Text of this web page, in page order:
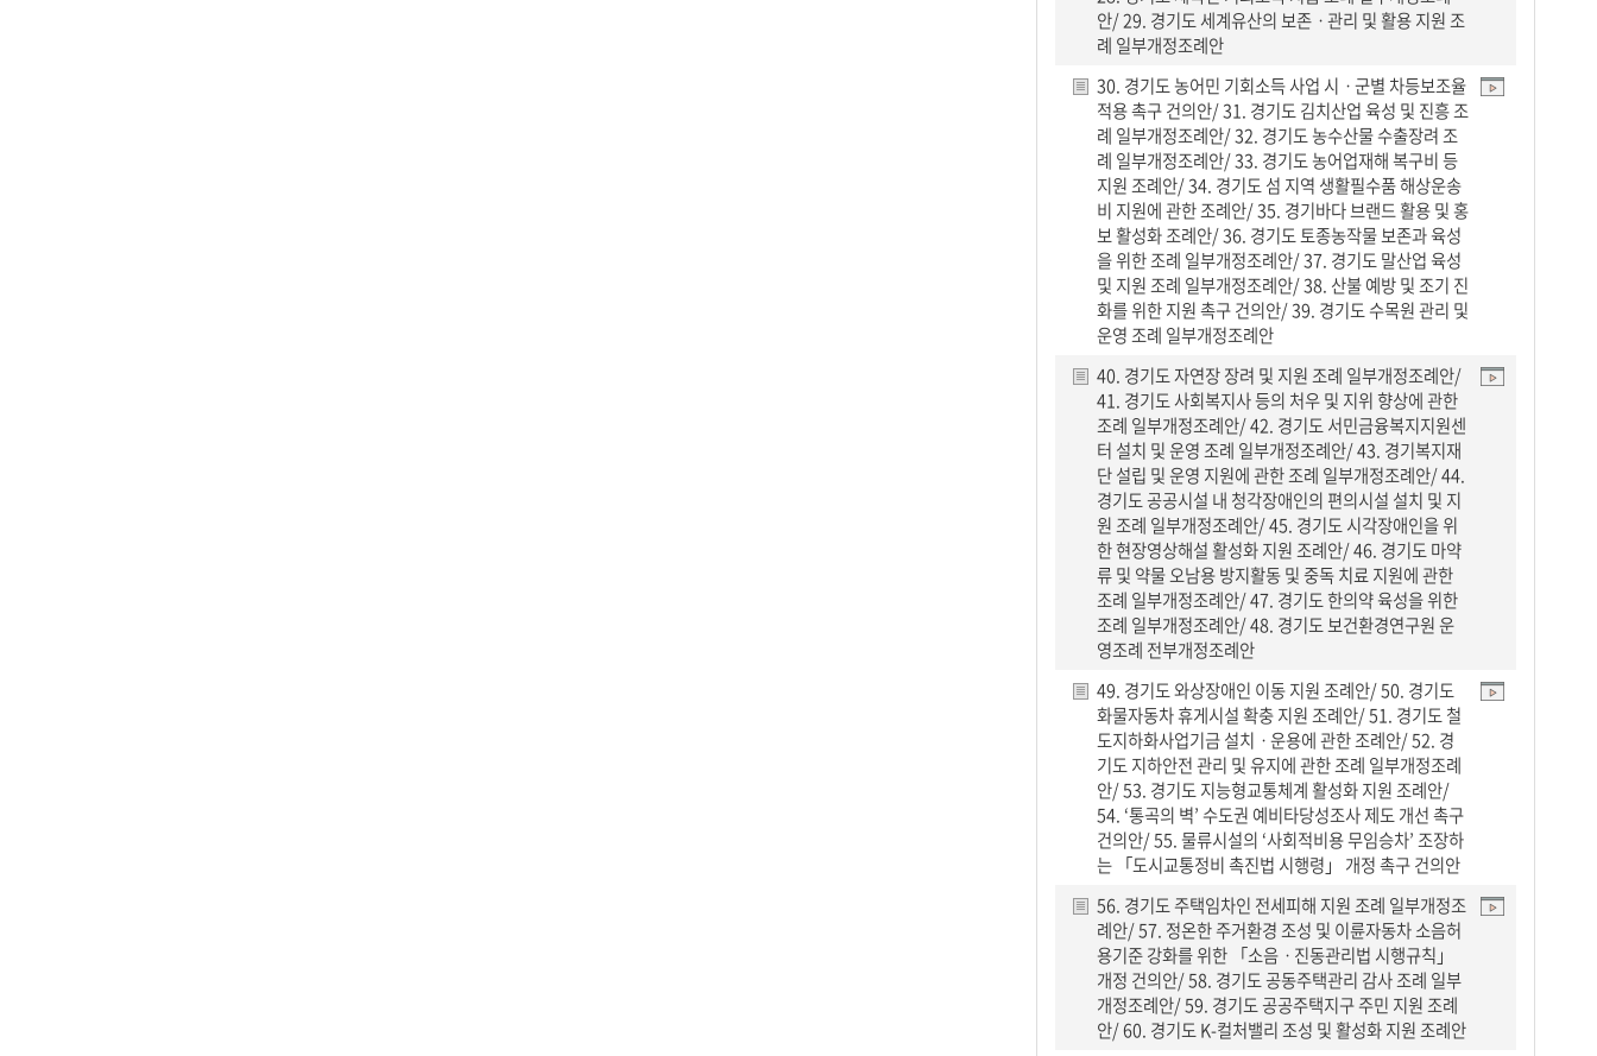
안/ 29. 경기도 세계유산의 보존ㆍ관리 및 활용 지원 조
례 일부개정조례안
30. 경기도 농어민 기회소득 사업 시ㆍ군별 차등보조율
적용 촉구 건의안/ 31. 경기도 김치산업 육성 및 진흥 조
례 일부개정조례안/ 32. 경기도 농수산물 수출장려 조
례 일부개정조례안/ 33. 경기도 농어업재해 복구비 등
지원 조례안/ 34. 경기도 섬 지역 생활필수품 해상운송
비 지원에 관한 조례안/ 35. 경기바다 브랜드 활용 및 홍
보 활성화 조례안/ 36. 경기도 토종농작물 보존과 육성
을 위한 조례 일부개정조례안/ 37. 경기도 말산업 육성
및 지원 조례 일부개정조례안/ 38. 산불 예방 및 조기 진
화를 위한 지원 촉구 건의안/ 39. 경기도 수목원 관리 및
운영 조례 일부개정조례안
40. 경기도 자연장 장려 및 지원 조례 일부개정조례안/
41. 경기도 사회복지사 등의 처우 및 지위 향상에 관한
조례 일부개정조례안/ 42. 경기도 서민금융복지지원센
터 설치 및 운영 조례 일부개정조례안/ 43. 경기복지재
단 설립 및 운영 지원에 관한 조례 일부개정조례안/ 44.
경기도 공공시설 내 청각장애인의 편의시설 설치 및 지
원 조례 일부개정조례안/ 45. 경기도 시각장애인을 위
한 현장영상해설 활성화 지원 조례안/ 46. 경기도 마약
류 및 약물 오남용 방지활동 및 중독 치료 지원에 관한
조례 일부개정조례안/ 47. 경기도 한의약 육성을 위한
조례 일부개정조례안/ 48. 경기도 보건환경연구원 운
영조례 전부개정조례안
49. 경기도 와상장애인 이동 지원 조례안/ 50. 경기도
화물자동차 휴게시설 확충 지원 조례안/ 51. 경기도 철
도지하화사업기금 설치ㆍ운용에 관한 조례안/ 52. 경
기도 지하안전 관리 및 유지에 관한 조례 일부개정조례
안/ 53. 경기도 지능형교통체계 활성화 지원 조례안/
54. ‘통곡의 벽’ 수도권 예비타당성조사 제도 개선 촉구
건의안/ 55. 물류시설의 ‘사회적비용 무임승차’ 조장하
는 「도시교통정비 촉진법 시행령」 개정 촉구 건의안
56. 경기도 주택임차인 전세피해 지원 조례 일부개정조
례안/ 57. 정온한 주거환경 조성 및 이륜자동차 소음허
용기준 강화를 위한 「소음ㆍ진동관리법 시행규칙」
개정 건의안/ 58. 경기도 공동주택관리 감사 조례 일부
개정조례안/ 59. 경기도 공공주택지구 주민 지원 조례
안/ 60. 경기도 K-컬처밸리 조성 및 활성화 지원 조례안